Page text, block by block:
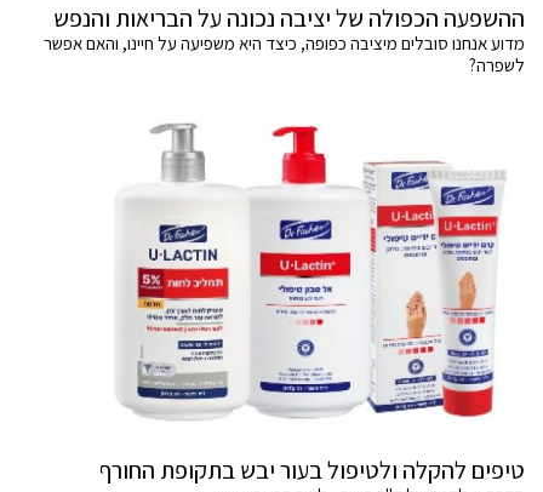
ההשפעה הכפולה של יציבה נכונה על הבריאות והנפש
מדוע אנחנו סובלים מיציבה כפופה, כיצד היא משפיעה על חיינו, והאם אפשר
לשפרה?
טיפים להקלה ולטיפול בעור יבש בתקופת החורף